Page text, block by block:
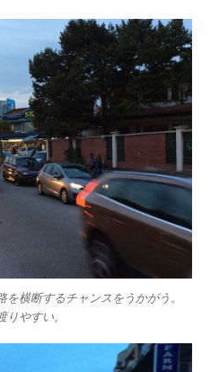
横断するチャンスをうかがう。
やすい。